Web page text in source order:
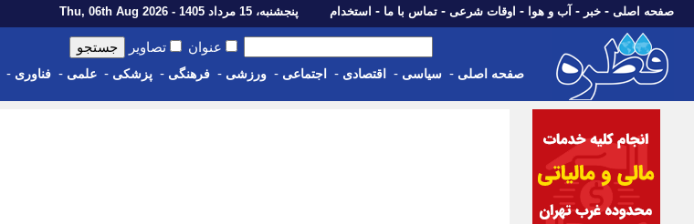
صفحه اصلی - خبر - آب و هوا - اوقات شرعی - تماس با ما - استخدام پنجشنبه، 15 مرداد 1405 - Thu, 06th Aug 2026
عنوان تصاویر
صفحه اصلی - سیاسی - اقتصادی - اجتماعی - ورزشی - فرهنگی - پزشکی - علمی - فناوری -